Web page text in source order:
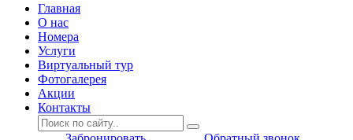
Главная
O нас
Номера
Услуги
Виртуальный тур
Фотогалерея
Акции
Контакты